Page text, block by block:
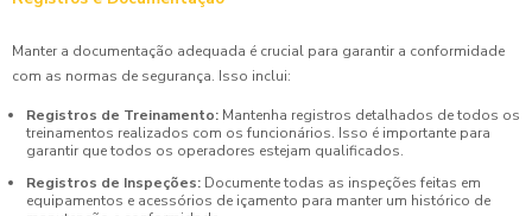
Manter a documentação adequada é crucial para garantir a conformidade
com as normas de segurança. Isso inclui:
Registros de Treinamento: Mantenha registros detalhados de todos os
treinamentos realizados com os funcionários. Isso é importante para
garantir que todos os operadores estejam qualificados.
Registros de Inspeções: Documente todas as inspeções feitas em
equipamentos e acessórios de içamento para manter um histórico de